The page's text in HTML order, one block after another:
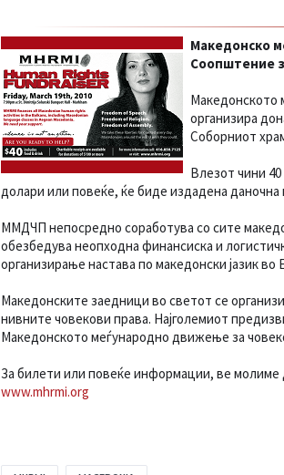
Македонско
Соопштение
Македонското
организира
Соборниот
Влезот чини
долари или повеќе, ќе биде издадена
ММДЧП непосредно соработува со сите
обезбедува неопходна финансиска и
организирање настава по македонски јазик во
Македонските заедници во светот се
нивните човекови права. Најголемиот
Македонското меѓународно движење за
За билети или повеќе информации, ве молиме
www.mhrmi.org